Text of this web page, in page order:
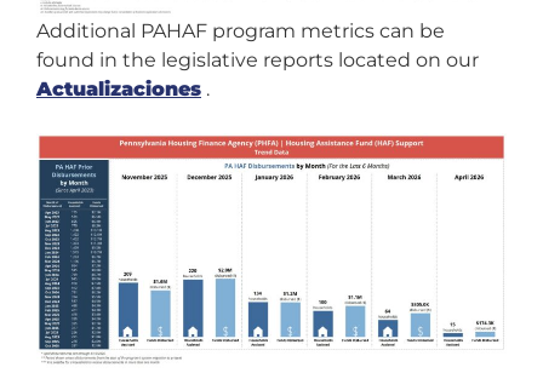
Additional PAHAF program metrics can be
found in the legislative reports located on our
Actualizaciones .